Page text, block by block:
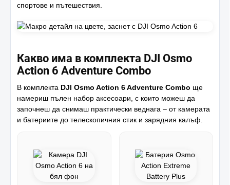
спортове и пътешествия.
Какво има в комплекта DJI Osmo
Action 6 Adventure Combo
В комплекта DJI Osmo Action 6 Adventure Combo ще
намериш пълен набор аксесоари, с които можеш да
започнеш да снимаш практически веднага – от камерата
и батериите до телескопичния стик и зарядния калъф.